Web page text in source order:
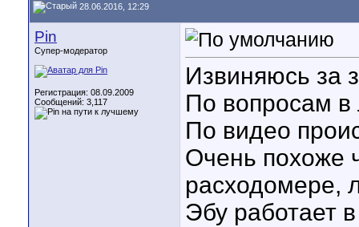
28.06.2016, 12:29
Pin
Супер-модератор
Регистрация: 08.09.2009
Сообщений: 3,117
Извиняюсь за
По вопросам в
По видео
Очень похоже
расходомере,
Эбу работает